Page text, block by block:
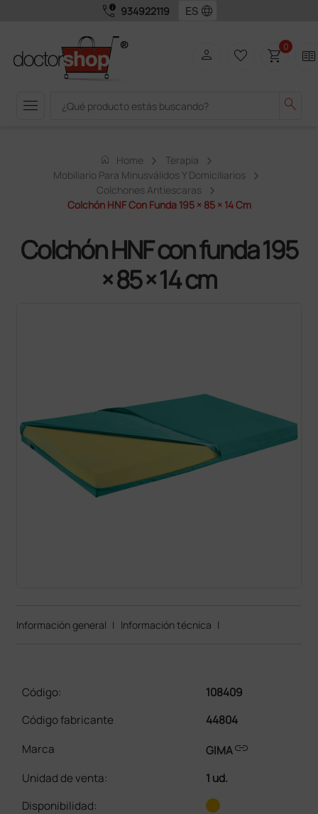
call_quality 934922119 language
menu search
person favorite_border shopping_cart0 two_pager
home Home
Terapia
Mobiliario Para Minusválidos Y Domiciliarios
Colchones Antiescaras
Colchón HNF Con Funda 195 × 85 × 14 Cm
Colchón HNF con funda 195
× 85 × 14 cm
Información general | Información técnica |
Código:
108409
Código fabricante
44804
Marca
GIMAlink
Unidad de venta:
1 ud.
Disponibilidad: